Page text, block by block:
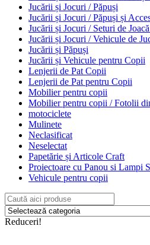
Jucării și Jocuri / Păpuși
Jucării și Jocuri / Păpuși și
Jucării și Jocuri / Seturi de
Jucării și Jocuri / Vehicule de
Jucării și Păpuși
Jucării și Vehicule pentru Copii
Lenjerii de Pat Copii
Lenjerii de Pat pentru Copii
Mobilier pentru copii
Mobilier pentru copii / Fotolii
motociclete
Mulinete
Neclasificat
Neselectat
Papetărie și Articole Craft
Proiectoare cu Panou si Lampi
Vehicule pentru copii
Reduceri!